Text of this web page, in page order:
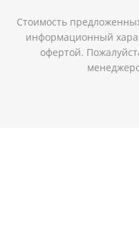
Стоимость
информационный
офертой.